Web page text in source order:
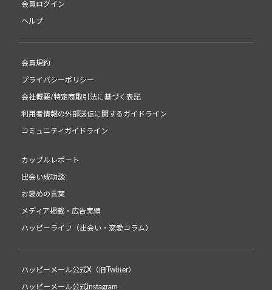
会員ログイン
ヘルプ
会員規約
プライバシーポリシー
会社概要/特定商取引法に基づく表記
利用者情報の外部送信に関するガイドライン
コミュニティガイドライン
カップルレポート
出会い成功談
お褒めの言葉
メディア掲載・広告実績
ハッピーライフ（出会い・恋愛コラム）
ハッピーメール公式X（旧Twitter）
ハッピーメール公式instagram